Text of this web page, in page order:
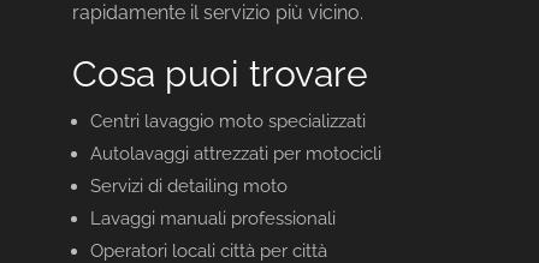
rapidamente il servizio più vicino.
Cosa puoi trovare
Centri lavaggio moto specializzati
Autolavaggi attrezzati per motocicli
Servizi di detailing moto
Lavaggi manuali professionali
Operatori locali città per città